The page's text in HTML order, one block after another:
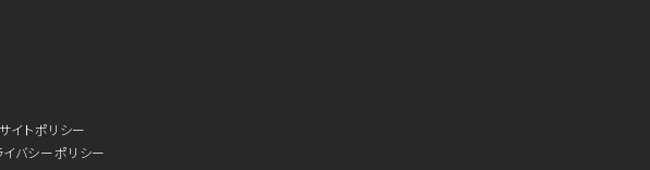
サイトポリシー
イバシーポリシー